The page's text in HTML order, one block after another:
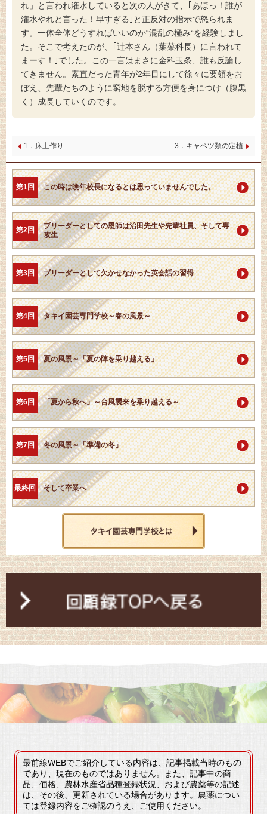
れ」と言われ潅水していると次の人がきて、｢あほっ！誰が
潅水やれと言った！早すぎる｣と正反対の指示で怒られま
す。一体全体どうすればいいのか“混乱の極み“を経験しまし
た。そこで考えたのが、｢辻本さん（葉菜科長）に言われて
まーす！｣でした。この一言はまさに金科玉条、誰も反論し
てきません。素直だった青年が2年目にして徐々に要領をお
ぼえ、先輩たちのように窮地を脱する方便を身につけ（腹黒
く）成長していくのです。
1．床土作り 3．キャベツ類の定植
第1回 この時は晩年校長になるとは思っていませんでした。
第2回
ブリーダーとしての恩師は治田先生や先輩社員、そして専
攻生
第3回 ブリーダーとして欠かせなかった英会話の習得
第4回 タキイ園芸専門学校～春の風景～
第5回 夏の風景～「夏の陣を乗り越える」
第6回 「夏から秋へ」～台風襲来を乗り越える～
第7回 冬の風景～「準備の冬」
最終回 そして卒業へ
最前線WEBでご紹介している内容は、記事掲載当時のもの
であり、現在のものではありません。また、記事中の商
品、価格、農林水産省品種登録状況、および農薬等の記述
は、その後、更新されている場合があります。農薬につい
ては登録内容をご確認のうえ、ご使用ください。